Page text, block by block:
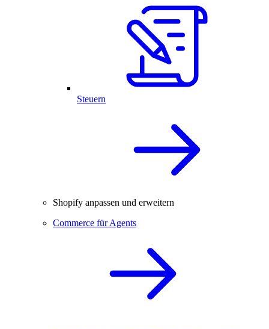
Steuern
Shopify anpassen und erweitern
Commerce für Agents